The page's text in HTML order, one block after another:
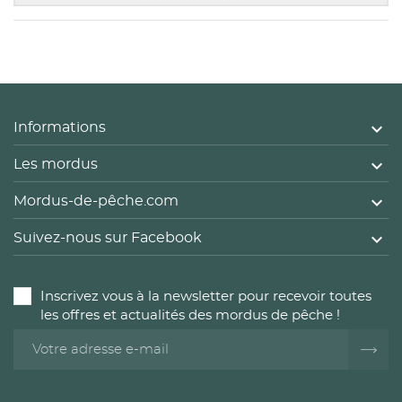
Informations 
Les mordus 
Mordus-de-pêche.com 
Suivez-nous sur Facebook 
Inscrivez vous à la newsletter pour recevoir toutes
les offres et actualités des mordus de pêche !